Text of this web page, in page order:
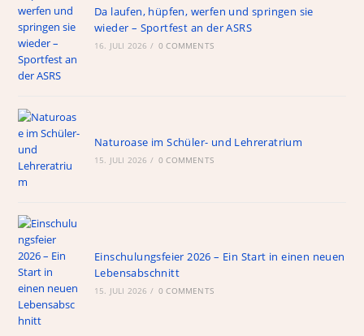
Da laufen, hüpfen, werfen und springen sie
wieder – Sportfest an der ASRS
16. JULI 2026 / 0 COMMENTS
Naturoase im Schüler- und Lehreratrium
15. JULI 2026 / 0 COMMENTS
Einschulungsfeier 2026 – Ein Start in einen neuen
Lebensabschnitt
15. JULI 2026 / 0 COMMENTS